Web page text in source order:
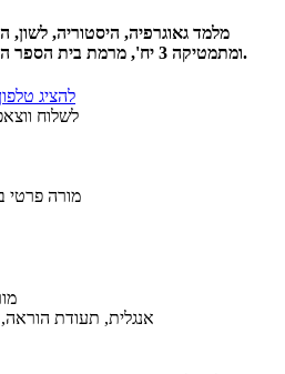
מלמד גאוגרפיה, היסטוריה,
ומתמטיקה 3 יח', מרמת בית הספר היסודי ועד לרמת הגשה לבגרות.
להציג
לשלוח
אנגלית, תעודת